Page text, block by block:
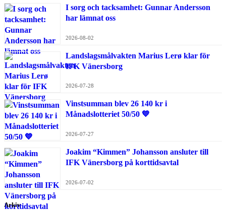
I sorg och tacksamhet: Gunnar Andersson
har lämnat oss
2026-08-02
Landslagsmålvakten Marius Lerø klar för
IFK Vänersborg
2026-07-28
Vinstsumman blev 26 140 kr i
Månadslotteriet 50/50 💙
2026-07-27
Joakim “Kimmen” Johansson ansluter till
IFK Vänersborg på korttidsavtal
2026-07-02
Arkiv